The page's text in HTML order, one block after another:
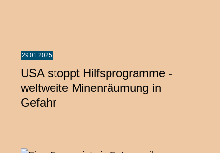
29.01.2025
USA stoppt Hilfsprogramme -
weltweite Minenräumung in
Gefahr